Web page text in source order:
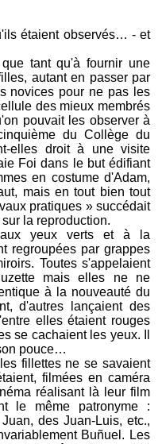
étaient observés… - et
tant qu'à fournir une
autant en passer par
novices pour ne pas les
des mieux membrés
pouvait les observer à
du Collège du
elles droit à une visite
Foi dans le but édifiant
en costume d'Adam,
mais en tout bien tout
pratiques » succédait
la reproduction.
aux yeux verts et à la
regroupées par grappes
Toutes s'appelaient
mais elles ne ne
à la nouveauté du
d'autres lançaient des
elles étaient rouges
se cachaient les yeux. Il
pouce…
fillettes ne se savaient
filmées en caméra
réalisant là leur film
le même patronyme :
des Juan-Luis, etc.,
Buñuel. Les